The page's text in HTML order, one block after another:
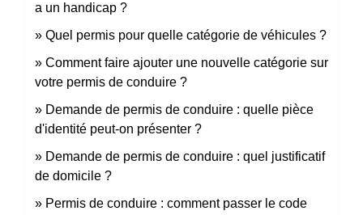
a un handicap ?
Quel permis pour quelle catégorie de véhicules ?
Comment faire ajouter une nouvelle catégorie sur
votre permis de conduire ?
Demande de permis de conduire : quelle pièce
d'identité peut-on présenter ?
Demande de permis de conduire : quel justificatif
de domicile ?
Permis de conduire : comment passer le code